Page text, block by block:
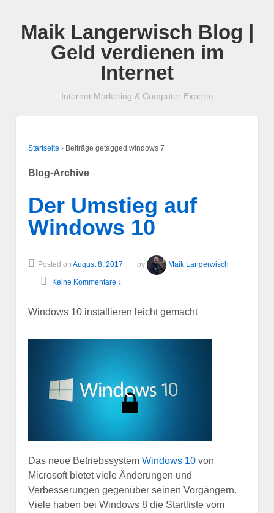
Maik Langerwisch Blog |
Geld verdienen im
Internet
Internet Marketing & Computer Experte
Startseite › Beiträge getagged windows 7
Blog-Archive
Der Umstieg auf
Windows 10
Posted on August 8, 2017 by Maik Langerwisch
Keine Kommentare ↓
Windows 10 installieren leicht gemacht
Das neue Betriebssystem Windows 10 von
Microsoft bietet viele Änderungen und
Verbesserungen gegenüber seinen Vorgängern.
Viele haben bei Windows 8 die Startliste vom